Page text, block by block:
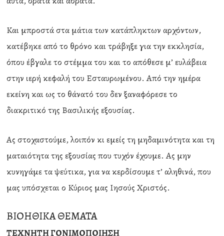
Και μπροστά στα μάτια των κατάπληκτων αρχόντων,
κατέβηκε από το θρόνο και τράβηξε για την εκκλησία,
όπου έβγαλε το στέμμα του και το απόθεσε μ’ ευλάβεια
στην ιερή κεφαλή του Εσταυρωμένου. Από την ημέρα
εκείνη και ως το θάνατό του δεν ξαναφόρεσε το
διακριτικό της Βασιλικής εξουσίας.
Ας στοχαστούμε, λοιπόν κι εμείς τη μηδαμινότητα και τη
ματαιότητα της εξουσίας που τυχόν έχουμε. Ας μην
κυνηγάμε τα ψεύτικα, για να κερδίσουμε τ’ αληθινά, που
μας υπόσχεται ο Κύριος μας Ιησούς Χριστός.
ΒΙΟΗΘΙΚΑ ΘΕΜΑΤΑ
ΤΕΧΝΗΤΗ ΓΟΝΙΜΟΠΟΙΗΣΗ